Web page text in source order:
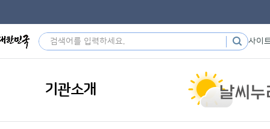
사이
기관소개